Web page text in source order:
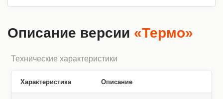
Описание версии «Термо»
Технические характеристики
Характеристика Описание